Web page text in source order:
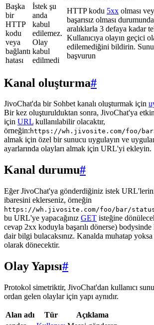
Başka
bir
HTTP
kodu
veya
bağlantı
hatası
İstek şu
anda
kabul
edilemez.
Olay
kabul
edilmedi
HTTP kodu 5xx olması
başarısız olması
aralıklarla 3 defaya kadar
Kullanıcıya olayın geçici
edilemediğini bildirin.
başvurun
Kanal oluşturma#
JivoChat'da bir Sohbet kanalı oluşturmak için
Bir kez oluşturulduktan sonra, JivoChat'ya
için URL kullanılabilir olacaktır,
örneğin: https://wh.jivosite.com/foo/bar
almak için özel bir sunucu uygulayın ve
ayarlarında olayları almak için URL'yi ekleyin.
Kanal durumu#
Eğer JivoChat'ya gönderdiğiniz istek
ibaresini eklerseniz, örneğin
https://wh.jivosite.com/foo/bar/
bu URL'ye yapacağınız GET isteğine
cevap 2xx koduyla başarılı dönerse) bodysinde
dair bilgi bulacaksınız. Kanalda muhatap
olarak dönecektir.
Olay Yapısı#
Protokol simetriktir, JivoChat'dan kullanıcı
ordan gelen olaylar için yapı aynıdır.
Alan adı Tür
Açıklama